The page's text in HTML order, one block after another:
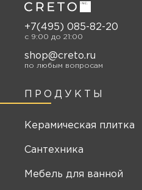
ПРОДУКТЫ
Керамическая плитка
Сантехника
Мебель для ванной
+7(495) 085-82-20
c 9:00 до 21:00
shop@creto.ru
по любым вопросам